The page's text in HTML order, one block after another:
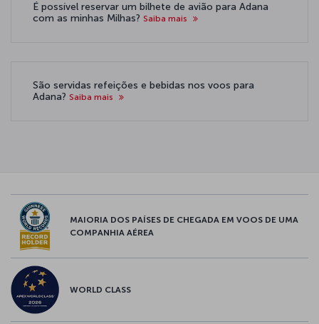
É possível reservar um bilhete de avião para Adana
com as minhas Milhas? Saiba mais
São servidas refeições e bebidas nos voos para
Adana? Saiba mais
MAIORIA DOS PAÍSES DE CHEGADA EM VOOS DE UMA
COMPANHIA AÉREA
WORLD CLASS